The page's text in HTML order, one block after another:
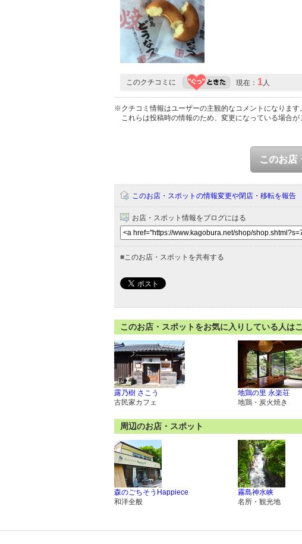
このクチコミに 現在： 1人
※クチコミ情報はユーザーの主観的なコメントになります。
これらは投稿時の情報のため、変更になっている場合が
このお店
このお店・スポットの情報変更や閉店・移転を報告
お店・スポット情報をブログにはる
■このお店・スポットを共有する
このお店・スポットをお気に入りしている人は
露乃樹 さこう
古民家カフェ
地鶏の里 永楽荘
地鶏・炭火焼き
周辺のお店・スポット
森のごちそうHappiece
和洋全般
霧島神水峡
名所・観光地